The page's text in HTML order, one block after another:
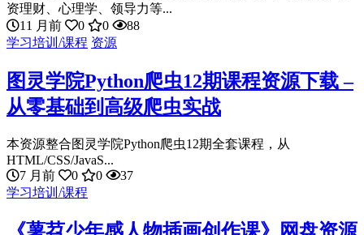
资理财、心理学、领导力等...
11 月前
0 0
88
学习培训/课程 资源
图灵学院Python爬虫12期课程资源下载 –
从零基础到高级爬虫实战
本资源整合图灵学院Python爬虫12期全套课程，从
HTML/CSS/JavaS...
7 月前
0 0
37
学习培训/课程